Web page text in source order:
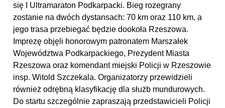
się I Ultramaraton Podkarpacki. Bieg rozegrany
zostanie na dwóch dystansach: 70 km oraz 110 km, a
jego trasa przebiegać będzie dookoła Rzeszowa.
Imprezę objęli honorowym patronatem Marszałek
Województwa Podkarpackiego, Prezydent Miasta
Rzeszowa oraz komendant miejski Policji w Rzeszowie
insp. Witold Szczekala. Organizatorzy przewidzieli
również odrębną klasyfikację dla służb mundurowych.
Do startu szczególnie zapraszają przedstawicieli Policji